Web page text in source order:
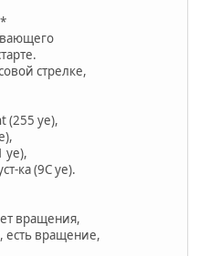
стрелке,
(255 уе),
уе),
ка (9С уе).
вращения,
есть вращение,